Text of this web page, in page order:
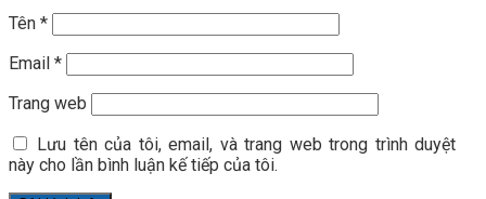
Tên *
Email *
Trang web
Lưu tên của tôi, email, và trang web trong trình duyệt
này cho lần bình luận kế tiếp của tôi.